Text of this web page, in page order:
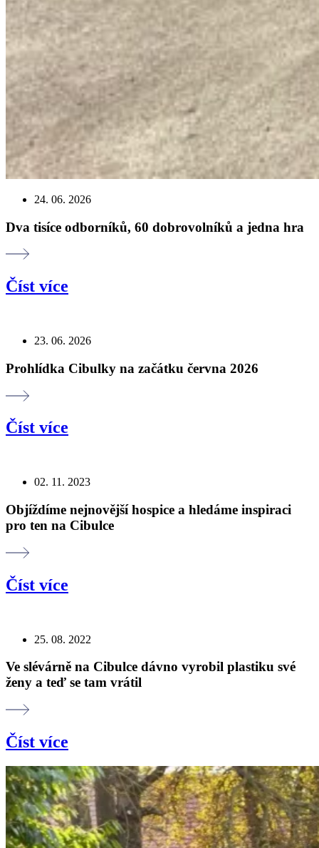
24. 06. 2026
Dva tisíce odborníků, 60 dobrovolníků a jedna hra
Číst více
23. 06. 2026
Prohlídka Cibulky na začátku června 2026
Číst více
02. 11. 2023
Objíždíme nejnovější hospice a hledáme inspiraci
pro ten na Cibulce
Číst více
25. 08. 2022
Ve slévárně na Cibulce dávno vyrobil plastiku své
ženy a teď se tam vrátil
Číst více